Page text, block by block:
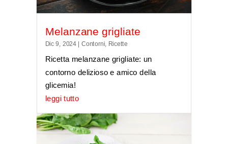
Melanzane grigliate
Dic 9, 2024|Contorni, Ricette
Ricetta melanzane grigliate: un
contorno delizioso e amico della
glicemia!
leggi tutto